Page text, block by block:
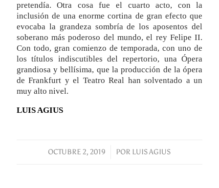
pretendía. Otra cosa fue el cuarto acto, con la
inclusión de una enorme cortina de gran efecto que
evocaba la grandeza sombría de los aposentos del
soberano más poderoso del mundo, el rey Felipe II.
Con todo, gran comienzo de temporada, con uno de
los títulos indiscutibles del repertorio, una Ópera
grandiosa y bellísima, que la producción de la ópera
de Frankfurt y el Teatro Real han solventado a un
muy alto nivel.
LUIS AGIUS
OCTUBRE 2, 2019
/ POR LUIS AGIUS